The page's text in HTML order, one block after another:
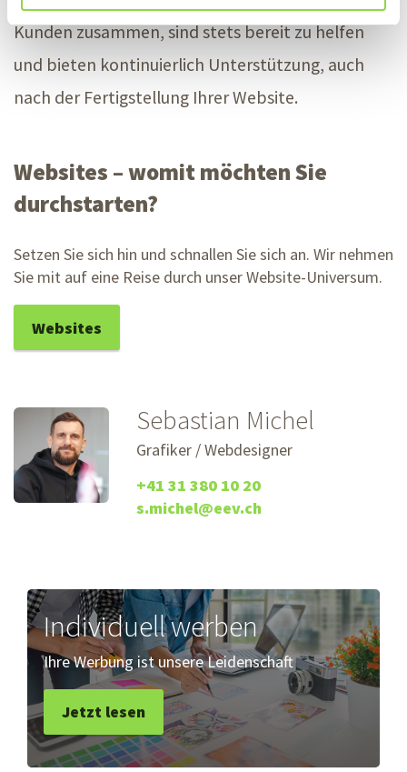
Kunden zusammen, sind stets bereit zu helfen
und bieten kontinuierlich Unterstützung, auch
nach der Fertigstellung Ihrer Website.
Websites – womit möchten Sie
durchstarten?
Setzen Sie sich hin und schnallen Sie sich an. Wir nehmen
Sie mit auf eine Reise durch unser Website-Universum.
Websites
Sebastian Michel
Grafiker / Webdesigner
+41 31 380 10 20
s.michel@eev.ch
Individuell werben
Ihre Werbung ist unsere Leidenschaft
Jetzt lesen